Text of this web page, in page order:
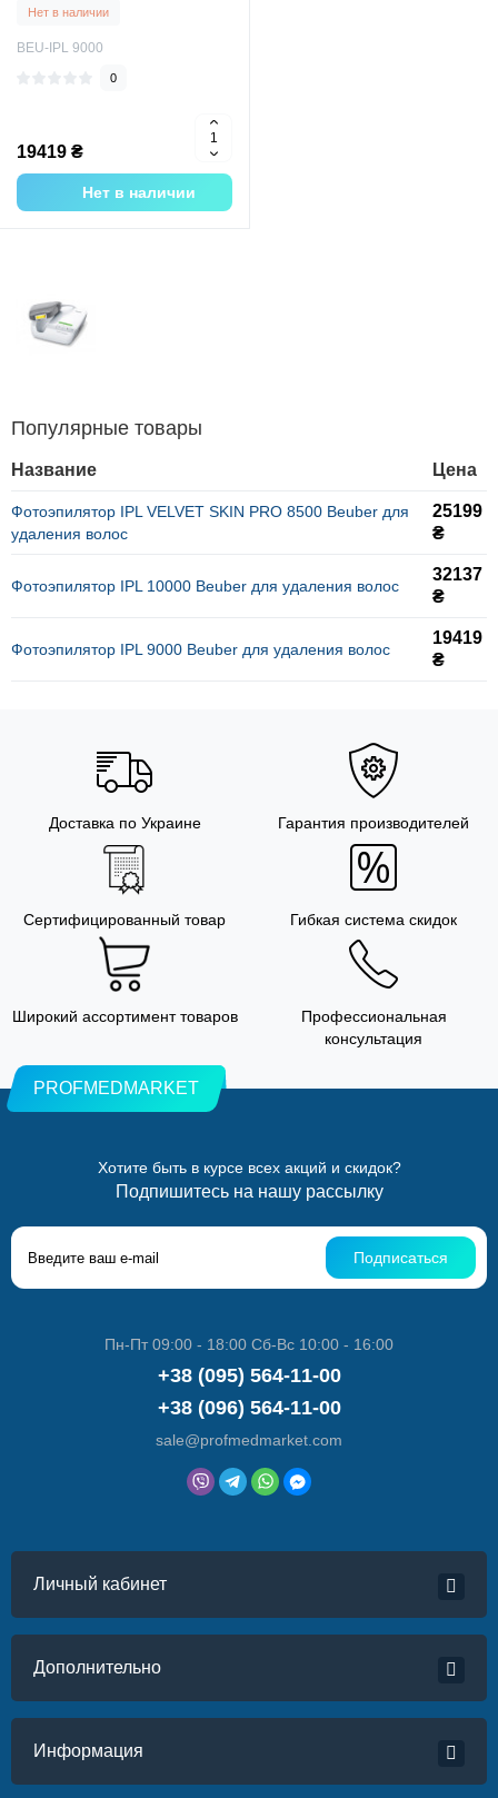
Нет в наличии
BEU-IPL 9000
0
19419 ₴
Нет в наличии
Популярные товары
Название Цена
Фотоэпилятор IPL VELVET SKIN PRO 8500 Beuber для
удаления волос
25199
₴
Фотоэпилятор IPL 10000 Beuber для удаления волос
32137
₴
Фотоэпилятор IPL 9000 Beuber для удаления волос
19419
₴
Доставка по Украине Гарантия производителей
Сертифицированный товар Гибкая система скидок
Широкий ассортимент товаров
Профессиональная
консультация
PROFMEDMARKET
Хотите быть в курсе всех акций и скидок?
Подпишитесь на нашу рассылку
Подписаться
Пн-Пт 09:00 - 18:00 Сб-Вс 10:00 - 16:00
+38 (095) 564-11-00
+38 (096) 564-11-00
sale@profmedmarket.com
Личный кабинет
Дополнительно
Информация